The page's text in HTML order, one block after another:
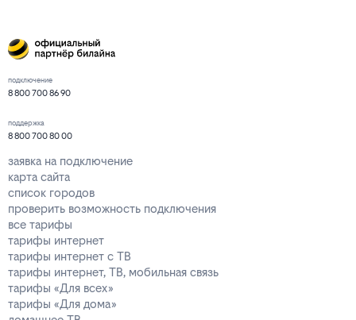
подключение
8 800 700 86 90
поддержка
8 800 700 80 00
заявка на подключение
карта сайта
список городов
проверить возможность подключения
все тарифы
тарифы интернет
тарифы интернет с ТВ
тарифы интернет, ТВ, мобильная связь
тарифы «Для всех»
тарифы «Для дома»